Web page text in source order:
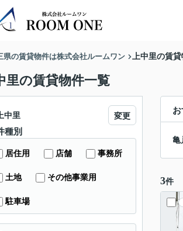
県の賃貸物件は株式会社ルームワン 上中里の賃
里の賃貸物件一覧
亀
3件
上中里 変更
種別
居住用 店舗 事務所
土地 その他事業用
駐車場